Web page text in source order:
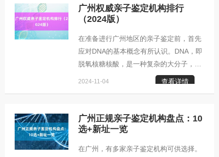
鉴定机构的名录供大家参考，排列顺序不
分先后。需要注意的是，不同鉴定机构的
构的业务范围来做出选择，以下信息仅作
参考。 以下是广州部分亲子鉴定机构的信
息： - 广州亲子鉴定咨询中心（广州市越
秀区三元里大道217号民生商业大厦7楼
701E） 业务涵盖：
广州权威亲子鉴定机构排行
（2024版）
在准备进行广州地区的亲子鉴定前，首先
应对DNA的基本概念有所认识。DNA，即
脱氧核糖核酸，是一种复杂的大分子，它
承载了生物体的遗传信息，亦称基因组。
别来源于父母双方。因此，通过分析个体
的DNA序列组合，可以进行遗传学检测。
分。血液中含有血清以及携带遗传信息的
2024-11-04 查看详情
广州正规亲子鉴定机构盘点：10
选+新址一览
在广州，有多家亲子鉴定机构可供选择。